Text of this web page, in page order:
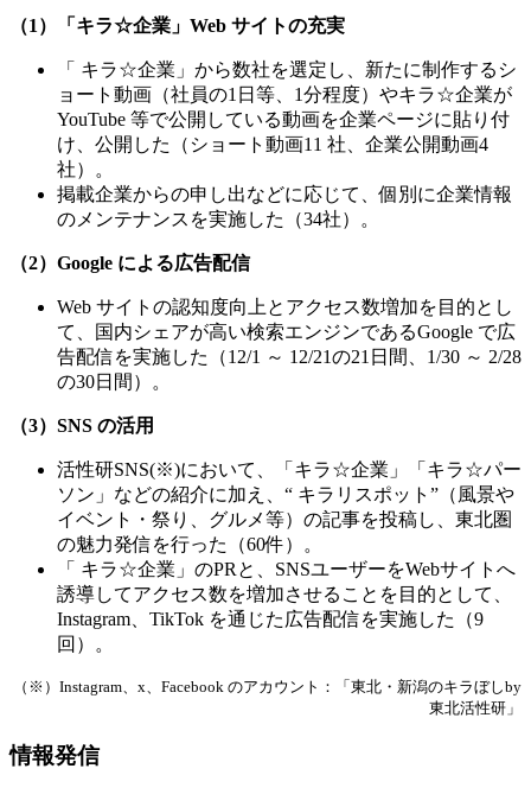
（1）「キラ☆企業」Web サイトの充実
「 キラ☆企業」から数社を選定し、新たに制作するシ
ョート動画（社員の1日等、1分程度）やキラ☆企業が
YouTube 等で公開している動画を企業ページに貼り付
け、公開した（ショート動画11 社、企業公開動画4
社）。
掲載企業からの申し出などに応じて、個別に企業情報
のメンテナンスを実施した（34社）。
（2）Google による広告配信
Web サイトの認知度向上とアクセス数増加を目的とし
て、国内シェアが高い検索エンジンであるGoogle で広
告配信を実施した（12/1 ～ 12/21の21日間、1/30 ～ 2/28
の30日間）。
（3）SNS の活用
活性研SNS(※)において、「キラ☆企業」「キラ☆パー
ソン」などの紹介に加え、“ キラリスポット”（風景や
イベント・祭り、グルメ等）の記事を投稿し、東北圏
の魅力発信を行った（60件）。
「 キラ☆企業」のPRと、SNSユーザーをWebサイトへ
誘導してアクセス数を増加させることを目的として、
Instagram、TikTok を通じた広告配信を実施した（9
回）。
（※）Instagram、x、Facebook のアカウント：「東北・新潟のキラぼしby
東北活性研」
情報発信